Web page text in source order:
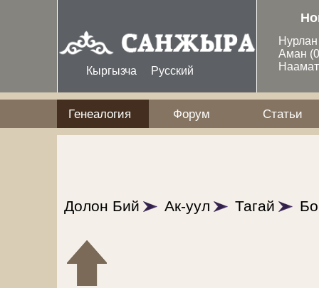
Кыргызча Русский
Аман
Генеалогия Форум Статьи
Долон Бий Ак-уул Тагай